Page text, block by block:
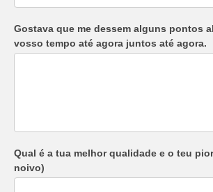
Gostava que me dessem alguns pontos
vosso tempo até agora juntos até agora.
Qual é a tua melhor qualidade e o teu
noivo)